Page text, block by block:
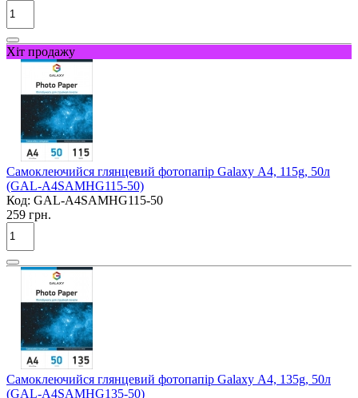
Хіт продажу
Самоклеючийся глянцевий фотопапір Galaxy А4, 115g, 50л
(GAL-A4SAMHG115-50)
Код: GAL-A4SAMHG115-50
259 грн.
Самоклеючийся глянцевий фотопапір Galaxy А4, 135g, 50л
(GAL-A4SAMHG135-50)